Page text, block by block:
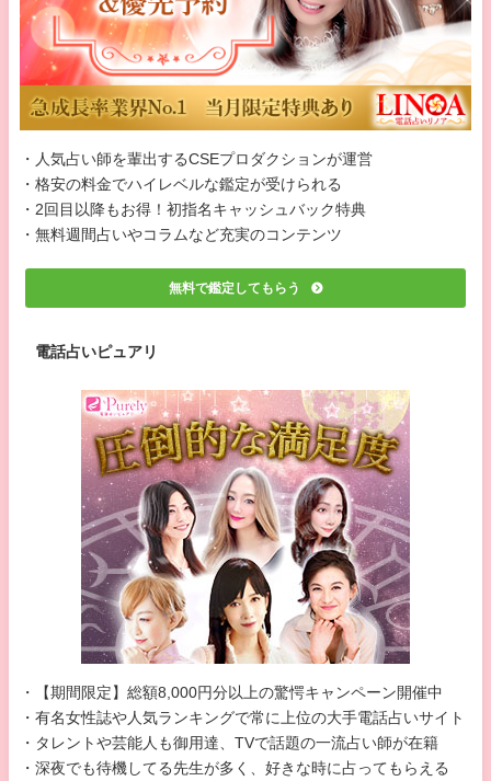
・人気占い師を輩出するCSEプロダクションが運営
・格安の料金でハイレベルな鑑定が受けられる
・2回目以降もお得！初指名キャッシュバック特典
・無料週間占いやコラムなど充実のコンテンツ
無料で鑑定してもらう
電話占いピュアリ
・【期間限定】総額8,000円分以上の驚愕キャンペーン開催中
・有名女性誌や人気ランキングで常に上位の大手電話占いサイト
・タレントや芸能人も御用達、TVで話題の一流占い師が在籍
・深夜でも待機してる先生が多く、好きな時に占ってもらえる